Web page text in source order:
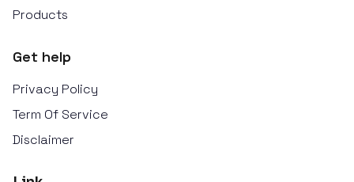
Products
Get help
Privacy Policy
Term Of Service
Disclaimer